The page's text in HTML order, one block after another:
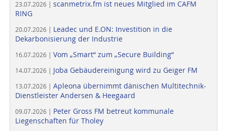
23.07.2026 | scanmetrix.fm ist neues Mitglied im CAFM
RING
20.07.2026 | Leadec und E.ON: Investition in die
Dekarbonisierung der Industrie
16.07.2026 | Vom „Smart“ zum „Secure Building“
14.07.2026 | Joba Gebäudereinigung wird zu Geiger FM
13.07.2026 | Apleona übernimmt dänischen Multitechnik-
Dienstleister Andersen & Heegaard
09.07.2026 | Peter Gross FM betreut kommunale
Liegenschaften für Tholey